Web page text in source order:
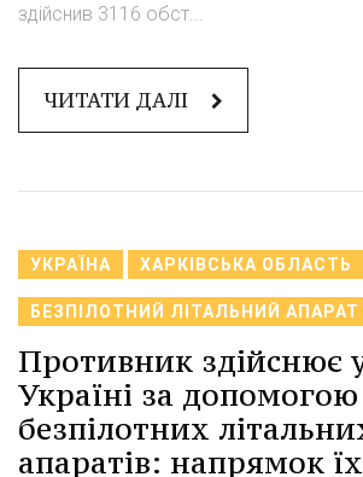
здійснив 3116 обст...
ЧИТАТИ ДАЛІ
УКРАЇНА ХАРКІВСЬКА ОБЛАСТЬ
БЕЗПІЛОТНИЙ ЛІТАЛЬНИЙ АПАРАТ
Противник здійснює
Україні за допомогою
безпілотних
апаратів: напрямок